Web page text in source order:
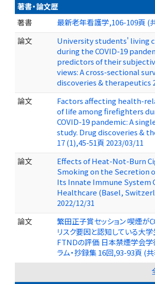
著書・論文歴
著書
最新老年看護学,106-109頁 (
論文
University students' living
during the COVID-19
predictors of their
views: A cross-sectional
discoveries & therapeutics
論文
Factors affecting health-
of life among firefighters
COVID-19 pandemic: A
study. Drug discoveries &
17 (1),45-51頁 2023/03/11
論文
Effects of Heat-Not-Burn
Smoking on the Secretion
Its Innate Immune System
Healthcare (Basel,
2022/12/31
論文
繁田正子賞セッション 喫煙が
リスク要因と認知している大
FTNDの評価 日本禁煙学会
ラム・抄録集 16回,93-93頁 (